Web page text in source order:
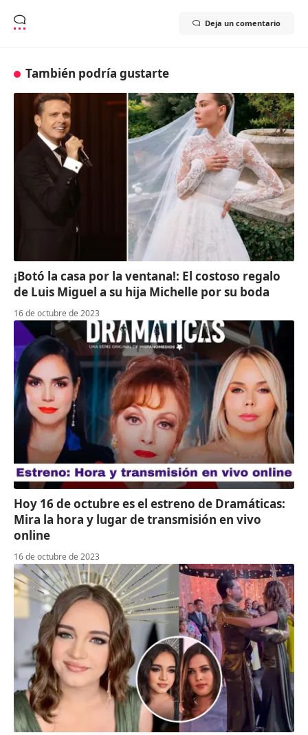
Deja un comentario
También podría gustarte
¡Botó la casa por la ventana!: El costoso regalo
de Luis Miguel a su hija Michelle por su boda
16 de octubre de 2023
Hoy 16 de octubre es el estreno de Dramáticas:
Mira la hora y lugar de transmisión en vivo
online
16 de octubre de 2023